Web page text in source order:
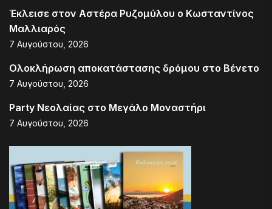
Έκλεισε στον Αστέρα Ρυζομύλου ο Κωσταντίνος
Μαλλιαρός
7 Αυγούστου, 2026
Ολοκλήρωση αποκατάστασης δρόμου στο Βένετο
7 Αυγούστου, 2026
Party Νεολαίας στο Μεγάλο Μοναστήρι
7 Αυγούστου, 2026